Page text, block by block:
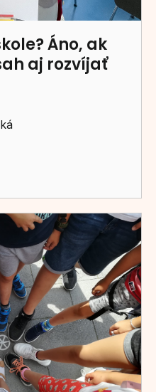
Áno, ak
aj rozvíjať